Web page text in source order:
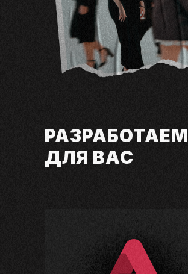
РАЗРАБОТАЕМ
ДЛЯ ВАС